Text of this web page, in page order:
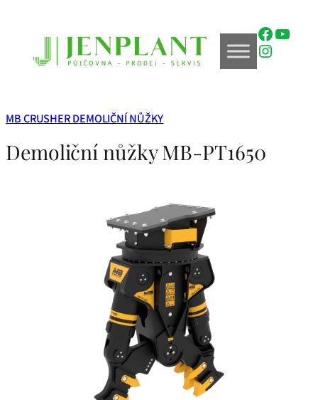
MB CRUSHER DEMOLIČNÍ NŮŽKY
Demoliční nůžky MB-PT1650